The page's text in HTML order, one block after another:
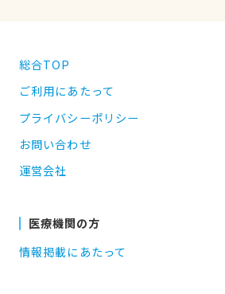
総合TOP
ご利用にあたって
プライバシーポリシー
お問い合わせ
運営会社
医療機関の方
情報掲載にあたって